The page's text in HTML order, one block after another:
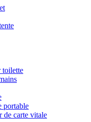
toilette
portable
de carte vitale